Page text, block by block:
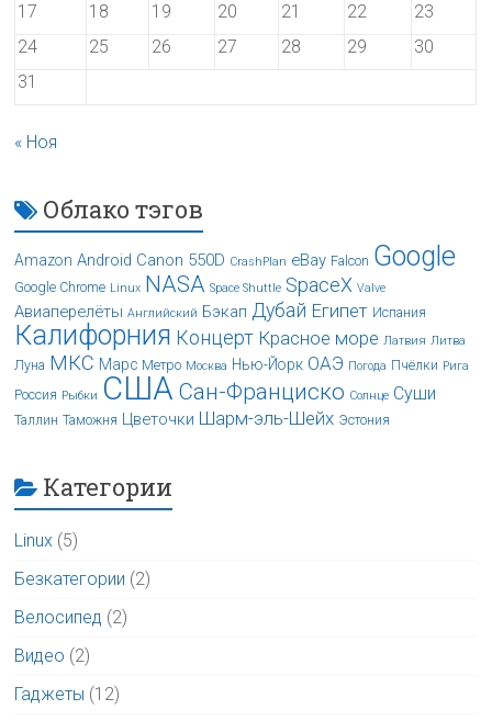
17
18 19 20 21 22
23
24
25 26 27 28 29
30
31
« Ноя
Облако тэгов
Amazon Android Canon 550D CrashPlan eBay Falcon Google
Google Chrome Linux NASA Space Shuttle SpaceX Valve
Авиаперелёты Английский Бэкап Дубай Египет Испания
Калифорния Концерт Красное море Латвия Литва
Луна МКС Марс Метро Москва Нью-Йорк ОАЭ Погода Пчёлки Рига
Россия Рыбки США Сан-Франциско Солнце Суши
Таллин Таможня Цветочки Шарм-эль-Шейх Эстония
Категории
Linux (5)
Безкатегории (2)
Велосипед (2)
Видео (2)
Гаджеты (12)